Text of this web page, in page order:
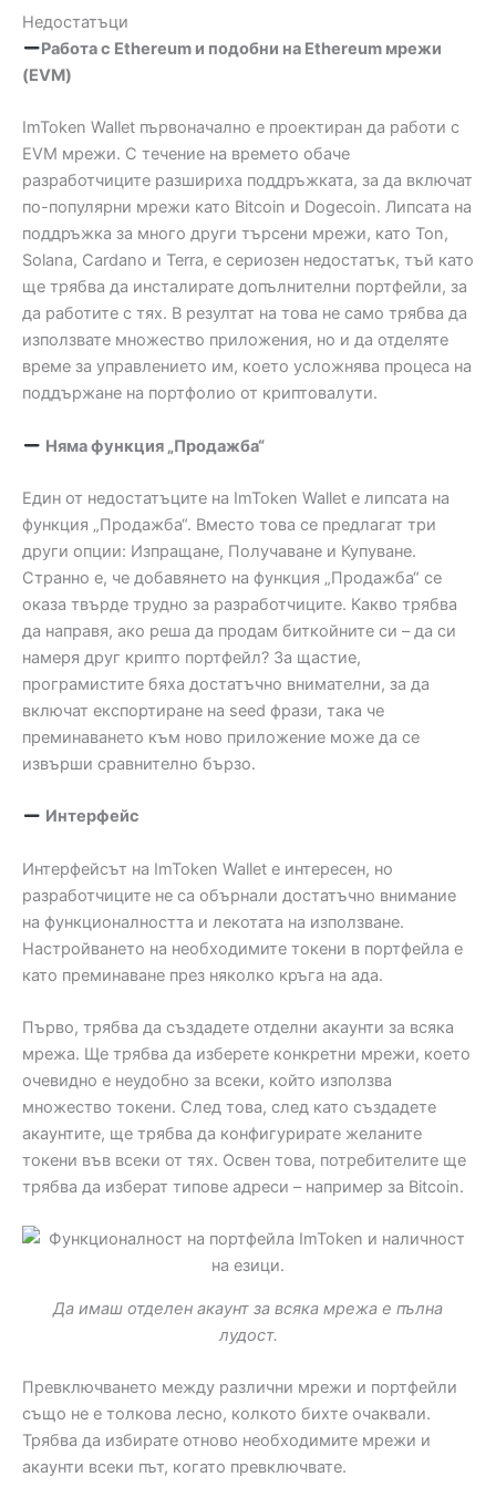
Недостатъци
Работа с Ethereum и подобни на Ethereum мрежи
(EVM)
ImToken Wallet първоначално е проектиран да работи с
EVM мрежи. С течение на времето обаче
разработчиците разшириха поддръжката, за да включат
по-популярни мрежи като Bitcoin и Dogecoin. Липсата на
поддръжка за много други търсени мрежи, като Ton,
Solana, Cardano и Terra, е сериозен недостатък, тъй като
ще трябва да инсталирате допълнителни портфейли, за
да работите с тях. В резултат на това не само трябва да
използвате множество приложения, но и да отделяте
време за управлението им, което усложнява процеса на
поддържане на портфолио от криптовалути.
Няма функция „Продажба“
Един от недостатъците на ImToken Wallet е липсата на
функция „Продажба“. Вместо това се предлагат три
други опции: Изпращане, Получаване и Купуване.
Странно е, че добавянето на функция „Продажба“ се
оказа твърде трудно за разработчиците. Какво трябва
да направя, ако реша да продам биткойните си – да си
намеря друг крипто портфейл? За щастие,
програмистите бяха достатъчно внимателни, за да
включат експортиране на seed фрази, така че
преминаването към ново приложение може да се
извърши сравнително бързо.
Интерфейс
Интерфейсът на ImToken Wallet е интересен, но
разработчиците не са обърнали достатъчно внимание
на функционалността и лекотата на използване.
Настройването на необходимите токени в портфейла е
като преминаване през няколко кръга на ада.
Първо, трябва да създадете отделни акаунти за всяка
мрежа. Ще трябва да изберете конкретни мрежи, което
очевидно е неудобно за всеки, който използва
множество токени. След това, след като създадете
акаунтите, ще трябва да конфигурирате желаните
токени във всеки от тях. Освен това, потребителите ще
трябва да изберат типове адреси – например за Bitcoin.
Да имаш отделен акаунт за всяка мрежа е пълна
лудост.
Превключването между различни мрежи и портфейли
също не е толкова лесно, колкото бихте очаквали.
Трябва да избирате отново необходимите мрежи и
акаунти всеки път, когато превключвате.